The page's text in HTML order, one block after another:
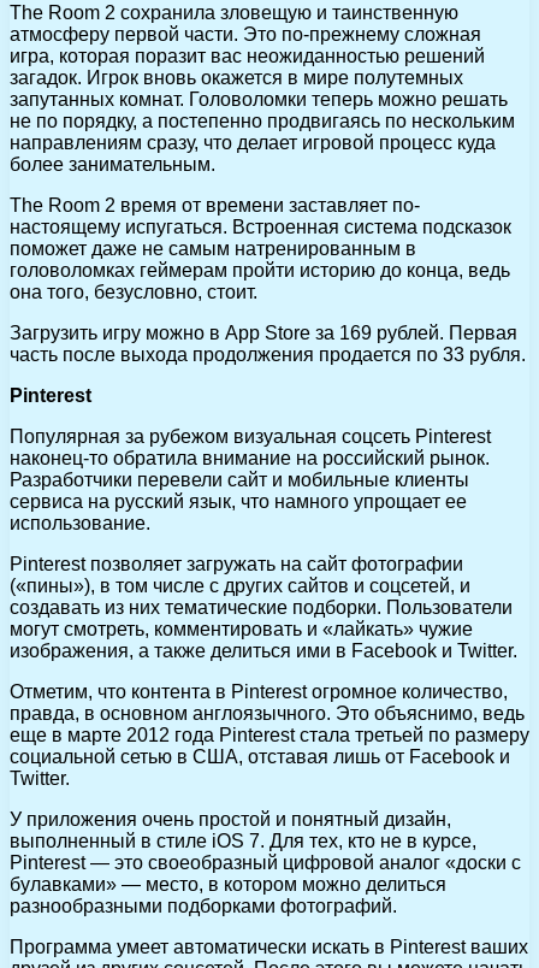
The Room 2 сохранила зловещую и таинственную
атмосферу первой части. Это по-прежнему сложная
игра, которая поразит вас неожиданностью решений
загадок. Игрок вновь окажется в мире полутемных
запутанных комнат. Головоломки теперь можно решать
не по порядку, а постепенно продвигаясь по нескольким
направлениям сразу, что делает игровой процесс куда
более занимательным.
The Room 2 время от времени заставляет по-
настоящему испугаться. Встроенная система подсказок
поможет даже не самым натренированным в
головоломках геймерам пройти историю до конца, ведь
она того, безусловно, стоит.
Загрузить игру можно в App Store за 169 рублей. Первая
часть после выхода продолжения продается по 33 рубля.
Pinterest
Популярная за рубежом визуальная соцсеть Pinterest
наконец-то обратила внимание на российский рынок.
Разработчики перевели сайт и мобильные клиенты
сервиса на русский язык, что намного упрощает ее
использование.
Pinterest позволяет загружать на сайт фотографии
(«пины»), в том числе с других сайтов и соцсетей, и
создавать из них тематические подборки. Пользователи
могут смотреть, комментировать и «лайкать» чужие
изображения, а также делиться ими в Facebook и Twitter.
Отметим, что контента в Pinterest огромное количество,
правда, в основном англоязычного. Это объяснимо, ведь
еще в марте 2012 года Pinterest стала третьей по размеру
социальной сетью в США, отставая лишь от Facebook и
Twitter.
У приложения очень простой и понятный дизайн,
выполненный в стиле iOS 7. Для тех, кто не в курсе,
Pinterest — это своеобразный цифровой аналог «доски с
булавками» — место, в котором можно делиться
разнообразными подборками фотографий.
Программа умеет автоматически искать в Pinterest ваших